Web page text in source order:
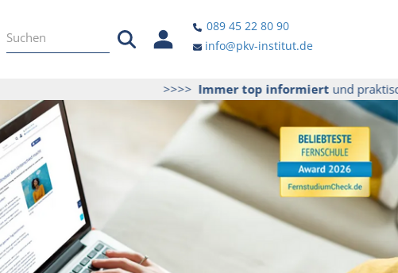
089 45 22 80 90
info@pkv-institut.de
Immer top informiertund praktische